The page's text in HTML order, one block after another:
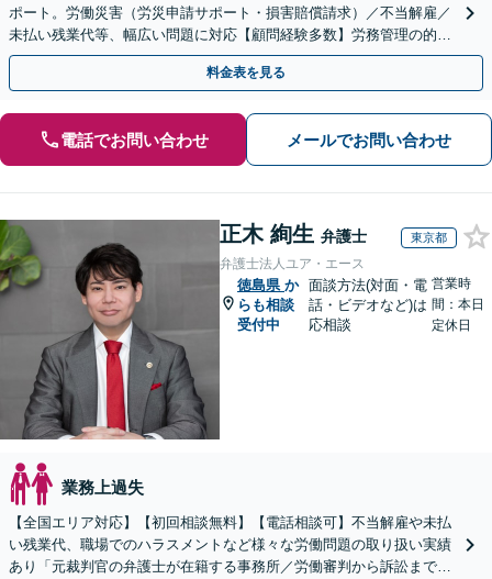
ポート。労働災害（労災申請サポート・損害賠償請求）／不当解雇／
未払い残業代等、幅広い問題に対応【顧問経験多数】労務管理の的確
なアドバイスに注力【夜間・休日対応】【岡山駅10分】
料金表を見る
電話でお問い合わせ メールでお問い合わせ
正木 絢生 弁護士 東京都
弁護士法人ユア・エース
徳島県 か
らも相談
受付中
面談方法(対面・電
話・ビデオなど)は
応相談
営業時
間：本日
定休日
業務上過失
【全国エリア対応】【初回相談無料】【電話相談可】不当解雇や未払
い残業代、職場でのハラスメントなど様々な労働問題の取り扱い実績
あり「元裁判官の弁護士が在籍する事務所／労働審判から訴訟まで、